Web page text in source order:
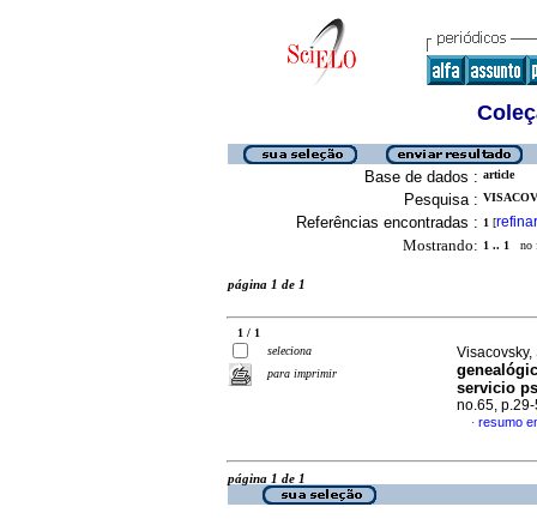
Base de dados : article
Pesquisa :
Referências encontradas : 1 [refinar
Mostrando: 1 .. 1 no
página 1 de 1
1 / 1
seleciona
para imprimir
servicio
no.65,
· resumo
página 1 de 1